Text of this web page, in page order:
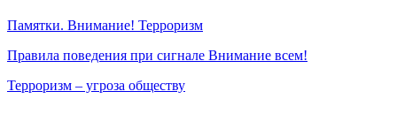
Памятки. Внимание! Терроризм
Правила поведения при сигнале Внимание всем!
Терроризм – угроза обществу